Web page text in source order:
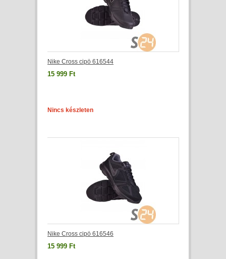
Nike Cross cipö 616544
15 999 Ft
Nincs készleten
Nike Cross cipö 616546
15 999 Ft